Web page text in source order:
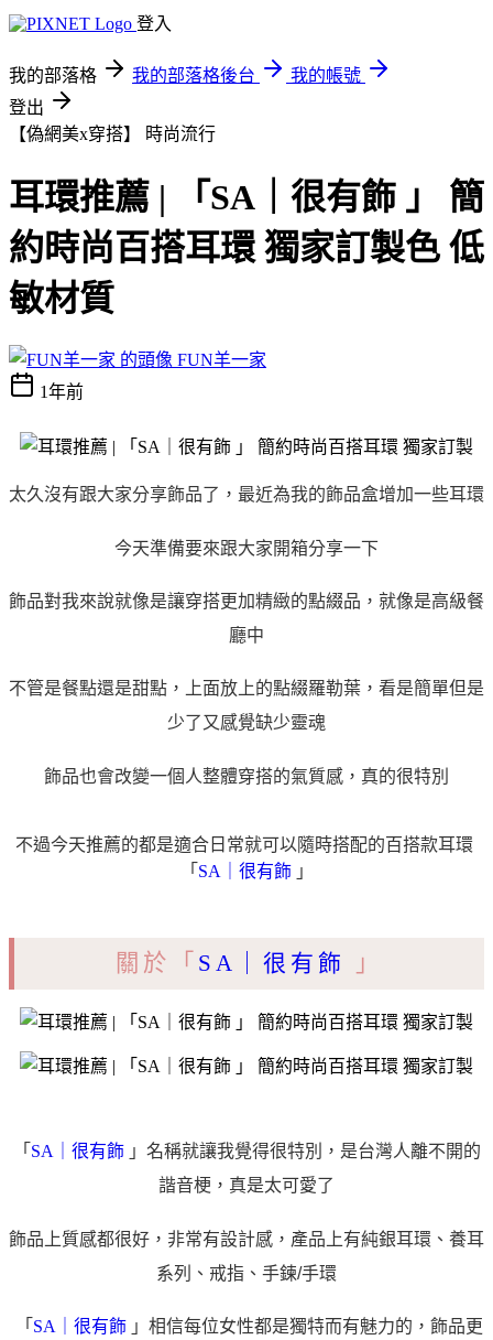
登入
我的部落格 我的部落格後台
我的帳號
登出
【偽網美x穿搭】
時尚流行
耳環推薦 | 「SA｜很有飾 」 簡
約時尚百搭耳環 獨家訂製色 低
敏材質
FUN羊一家
1年前
太久沒有跟大家分享飾品了，最近為我的飾品盒增加一些耳環
今天準備要來跟大家開箱分享一下
飾品對我來說就像是讓穿搭更加精緻的點綴品，就像是高級餐
廳中
不管是餐點還是甜點，上面放上的點綴羅勒葉，看是簡單但是
少了又感覺缺少靈魂
飾品也會改變一個人整體穿搭的氣質感，真的很特別
不過今天推薦的都是適合日常就可以隨時搭配的百搭款耳環
「 SA｜很有飾 」
關於「 SA｜很有飾 」
「 SA｜很有飾 」名稱就讓我覺得很特別，是台灣人離不開的
諧音梗，真是太可愛了
飾品上質感都很好，非常有設計感，產品上有純銀耳環、養耳
系列、戒指、手鍊/手環
「 SA｜很有飾 」相信每位女性都是獨特而有魅力的，飾品更